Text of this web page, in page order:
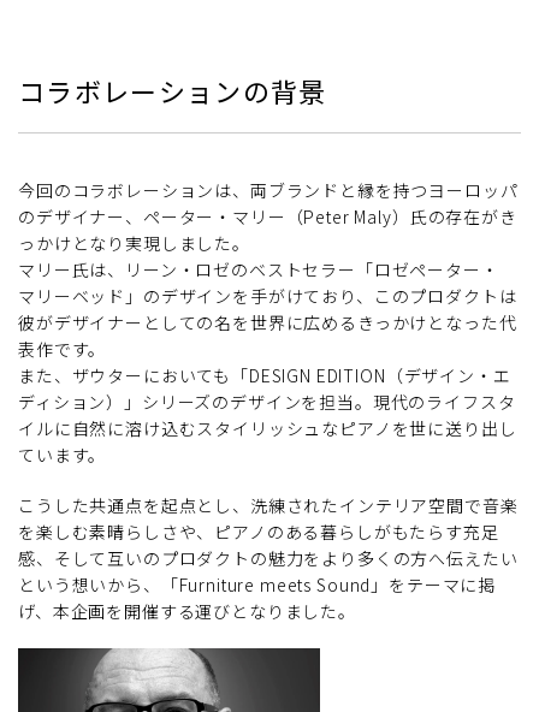
コラボレーションの背景
今回のコラボレーションは、両ブランドと縁を持つヨーロッパ
のデザイナー、ペーター・マリー（Peter Maly）氏の存在がき
っかけとなり実現しました。
マリー氏は、リーン・ロゼのベストセラー「ロゼペーター・
マリーベッド」のデザインを手がけており、このプロダクトは
彼がデザイナーとしての名を世界に広めるきっかけとなった代
表作です。
また、ザウターにおいても「DESIGN EDITION（デザイン・エ
ディション）」シリーズのデザインを担当。現代のライフスタ
イルに自然に溶け込むスタイリッシュなピアノを世に送り出し
ています。
こうした共通点を起点とし、洗練されたインテリア空間で音楽
を楽しむ素晴らしさや、ピアノのある暮らしがもたらす充足
感、そして互いのプロダクトの魅力をより多くの方へ伝えたい
という想いから、「Furniture meets Sound」をテーマに掲
げ、本企画を開催する運びとなりました。